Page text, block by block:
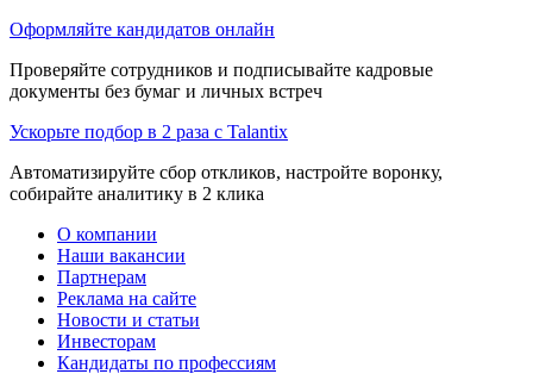
Оформляйте кандидатов онлайн
Проверяйте сотрудников и подписывайте кадровые
документы без бумаг и личных встреч
Ускорьте подбор в 2 раза с Talantix
Автоматизируйте сбор откликов, настройте воронку,
собирайте аналитику в 2 клика
О компании
Наши вакансии
Партнерам
Реклама на сайте
Новости и статьи
Инвесторам
Кандидаты по профессиям